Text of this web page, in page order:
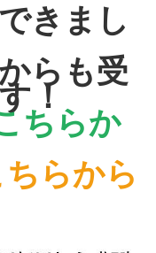
きまし
らも受
！
ちらか
らから